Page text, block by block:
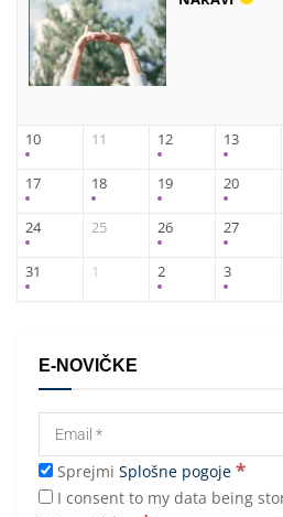
10 11 12 13
17 18 19 20
24 25 26 27
31 1 2 3
E-NOVIČKE
Sprejmi Splošne pogoje *
I consent to my data being